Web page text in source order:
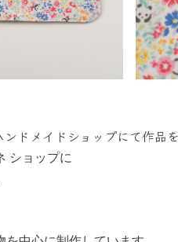
ンドメイドショップにて作品
ショップに